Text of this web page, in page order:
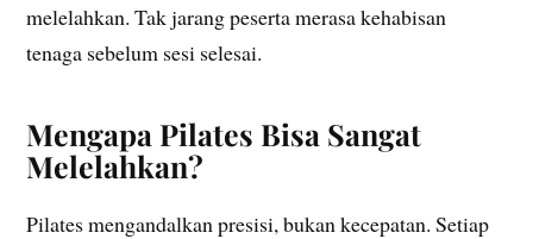
melelahkan. Tak jarang peserta merasa kehabisan
tenaga sebelum sesi selesai.
Mengapa Pilates Bisa Sangat
Melelahkan?
Pilates mengandalkan presisi, bukan kecepatan. Setiap